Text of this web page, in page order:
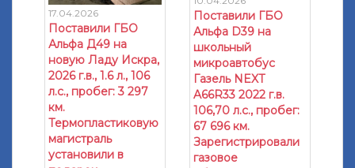
17.04.2026
Поставили ГБО
Альфа Д49 на
новую Ладу Искра,
2026 г.в., 1.6 л., 106
л.с., пробег: 3 297
км.
Термопластиковую
магистраль
установили в
Поставили ГБО
Альфа D39 на
школьный
микроавтобус
Газель NEXT
A66R33 2022 г.в.
106,70 л.с., пробег:
67 696 км.
Зарегистрировали
газовое